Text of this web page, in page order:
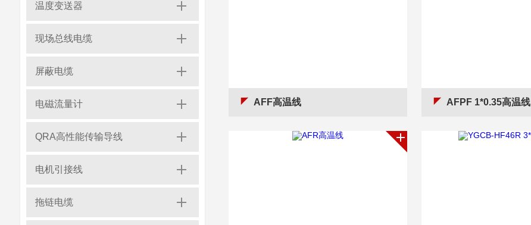
温度变送器
现场总线电缆
屏蔽电缆
电磁流量计
QRA高性能传输导线
电机引接线
拖链电缆
AFF高温线 AFPF 1*0.35高温线